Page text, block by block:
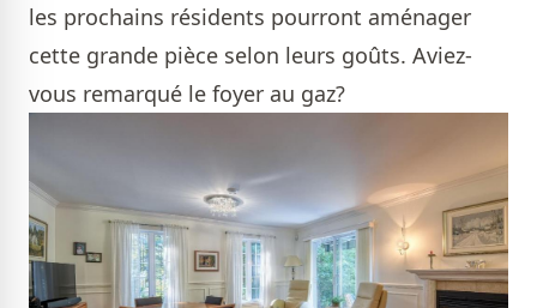
les prochains résidents pourront aménager
cette grande pièce selon leurs goûts. Aviez-
vous remarqué le foyer au gaz?